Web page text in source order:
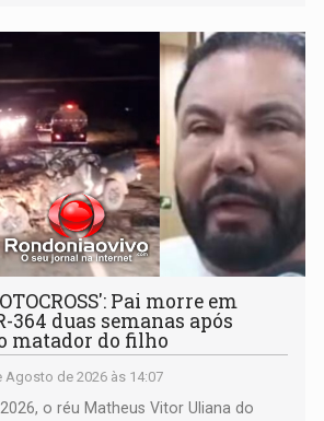
Pai morre em
364 duas semanas após
matador do filho
Agosto de 2026 às 14:07
o réu Matheus Vitor Uliana do